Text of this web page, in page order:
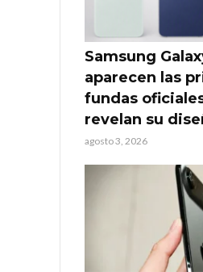
Samsung
aparecen las
fundas
revelan su
agosto 3, 2026